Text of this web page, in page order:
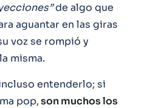
de algo que
aguantar en las giras
voz se rompió y
misma.
entenderlo; si
pop,son muchos los